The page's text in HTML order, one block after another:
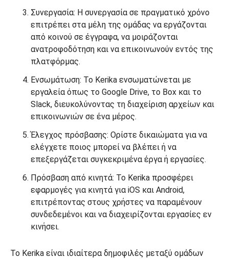
Συνεργασία: Η συνεργασία σε πραγματικό χρόνο
επιτρέπει στα μέλη της ομάδας να εργάζονται
από κοινού σε έγγραφα, να μοιράζονται
ανατροφοδότηση και να επικοινωνούν εντός της
πλατφόρμας.
Ενσωμάτωση: Το Kerika ενσωματώνεται με
εργαλεία όπως το Google Drive, το Box και το
Slack, διευκολύνοντας τη διαχείριση αρχείων και
επικοινωνιών σε ένα μέρος.
Έλεγχος πρόσβασης: Ορίστε δικαιώματα για να
ελέγχετε ποιος μπορεί να βλέπει ή να
επεξεργάζεται συγκεκριμένα έργα ή εργασίες.
Πρόσβαση από κινητά: Το Kerika προσφέρει
εφαρμογές για κινητά για iOS και Android,
επιτρέποντας στους χρήστες να παραμένουν
συνδεδεμένοι και να διαχειρίζονται εργασίες εν
κινήσει.
Το Kerika είναι ιδιαίτερα δημοφιλές μεταξύ ομάδων